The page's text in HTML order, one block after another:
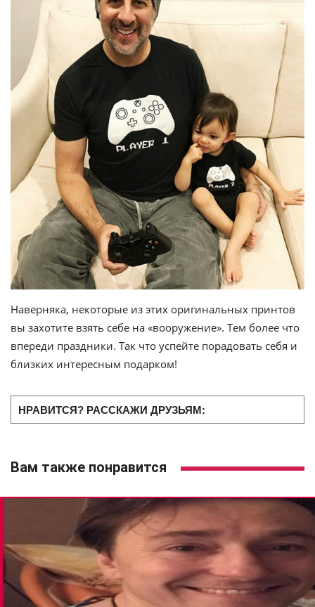
Наверняка, некоторые из этих оригинальных принтов
вы захотите взять себе на «вооружение». Тем более что
впереди праздники. Так что успейте порадовать себя и
близких интересным подарком!
НРАВИТСЯ? РАССКАЖИ ДРУЗЬЯМ:
Вам также понравится